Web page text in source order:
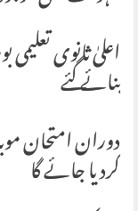
اعلیٰ ثانوی
بنائے گئے
دوران امتحان
کردیا جائے گا